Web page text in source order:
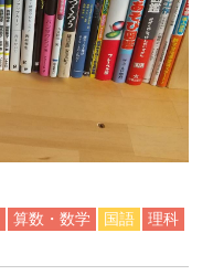
算数・数学 国語
理科